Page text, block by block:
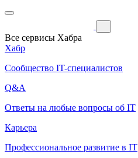
Все сервисы Хабра
Хабр
Сообщество IT-специалистов
Q&A
Ответы на любые вопросы об IT
Карьера
Профессиональное развитие в IT